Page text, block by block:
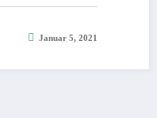
Januar 5, 2021